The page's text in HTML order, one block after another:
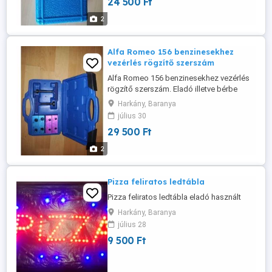
2
2
Alfa Romeo 156 benzinesekhez
vezérlés rögzítő szerszám
Alfa Romeo 156 benzinesekhez vezérlés
rögzítő szerszám. Eladó illetve bérbe
vehető. 2500Ft /nap kaucióval.
Harkány, Baranya
július 30
29 500 Ft
Pizza feliratos ledtábla
Pizza feliratos ledtábla eladó használt
Harkány, Baranya
július 28
9 500 Ft